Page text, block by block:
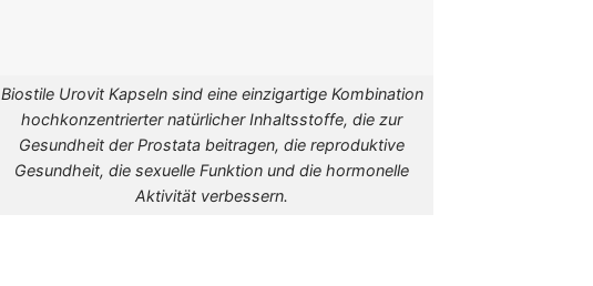
Biostile Urovit Kapseln sind eine einzigartige Kombination
hochkonzentrierter natürlicher Inhaltsstoffe, die zur
Gesundheit der Prostata beitragen, die reproduktive
Gesundheit, die sexuelle Funktion und die hormonelle
Aktivität verbessern.